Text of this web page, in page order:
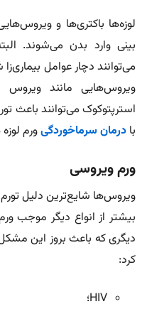
لوزه‌ها باکتری‌ها و
بینی وارد بدن می‌شوند.
می‌توانند دچار عوامل
ویروس‌هایی مانند ویروس
استرپتوکوک می‌توانند باعث
با درمان سرماخوردگیورم
ورم ویروسی
ویروس‌ها شایع‌ترین دلیل
بیشتر از انواع دیگر موجب
دیگری که باعث بروز این
کرد:
HIV؛